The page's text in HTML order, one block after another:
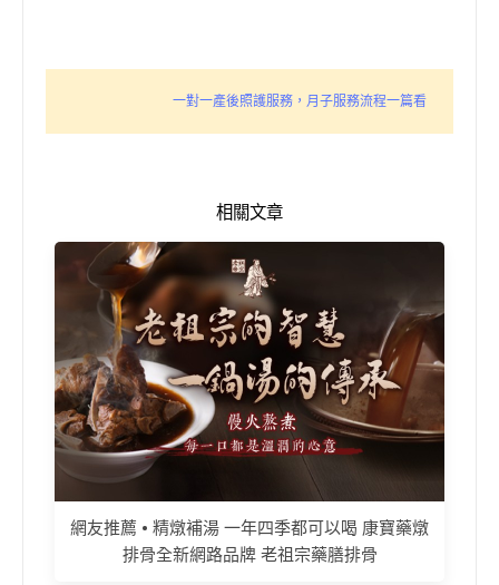
一對一產後照護服務，月子服務流程一篇看
相關文章
網友推薦 • 精燉補湯 一年四季都可以喝 康寶藥燉
排骨全新網路品牌 老祖宗藥膳排骨